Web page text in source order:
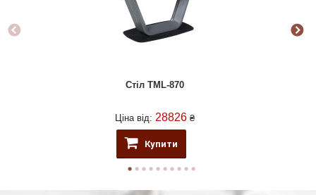
Стіл ТМL-870
Ціна від: 28826 ₴
Купити